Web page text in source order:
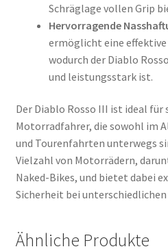
Schräglage vollen Grip
Hervorragende
ermöglicht eine
wodurch der Diablo
und leistungsstark ist.
Der Diablo Rosso III ist ideal
Motorradfahrer, die sowohl im
und Tourenfahrten unterwegs
Vielzahl von Motorrädern,
Naked-Bikes, und bietet dabei
Sicherheit bei
Ähnliche Produkte